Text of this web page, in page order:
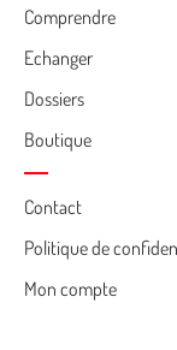
Comprendre
Echanger
Dossiers
Boutique
Cemea
footer
Contact
Politique de
Mon compte